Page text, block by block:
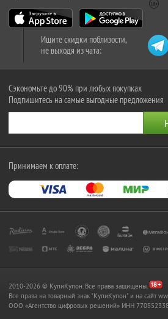
Ищите скидки поблизости,
не выходя из чата:
Сэкономьте до 90% при любых покупках
Подпишитесь на самые выгодные предложения
Принимаем к оплате:
2010-2026 © КупиКупон. Все права защищены.
Все права на товарный знак "КупиКупон" и на сайт
OOO «Агентство цифровых решений» ИНН